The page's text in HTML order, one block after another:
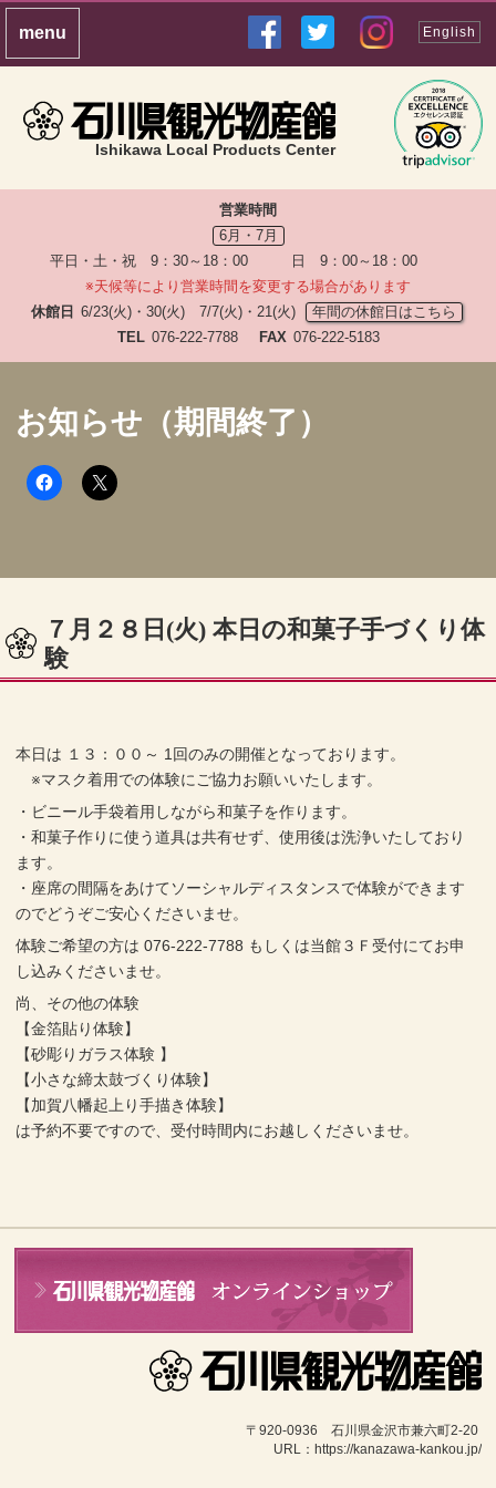
Ishikawa Local Products Center
English
営業時間
6月・7月
平日・土・祝 9：30～18：00 日 9：00～18：00
※天候等により営業時間を変更する場合があります
休館日 6/23(火)・30(火) 7/7(火)・21(火)
年間の休館日はこちら
TEL 076-222-7788 FAX 076-222-5183
お知らせ（期間終了）
７月２８日(火) 本日の和菓子手づくり体
験
本日は １３：００～ 1回のみの開催となっております。
※マスク着用での体験にご協力お願いいたします。
・ビニール手袋着用しながら和菓子を作ります。
・和菓子作りに使う道具は共有せず、使用後は洗浄いたしており
ます。
・座席の間隔をあけてソーシャルディスタンスで体験ができます
のでどうぞご安心くださいませ。
体験ご希望の方は 076-222-7788 もしくは当館３Ｆ受付にてお申
し込みくださいませ。
尚、その他の体験
【金箔貼り体験】
【砂彫りガラス体験 】
【小さな締太鼓づくり体験】
【加賀八幡起上り手描き体験】
は予約不要ですので、受付時間内にお越しくださいませ。
〒920-0936　石川県金沢市兼六町2-20
URL：https://kanazawa-kankou.jp/